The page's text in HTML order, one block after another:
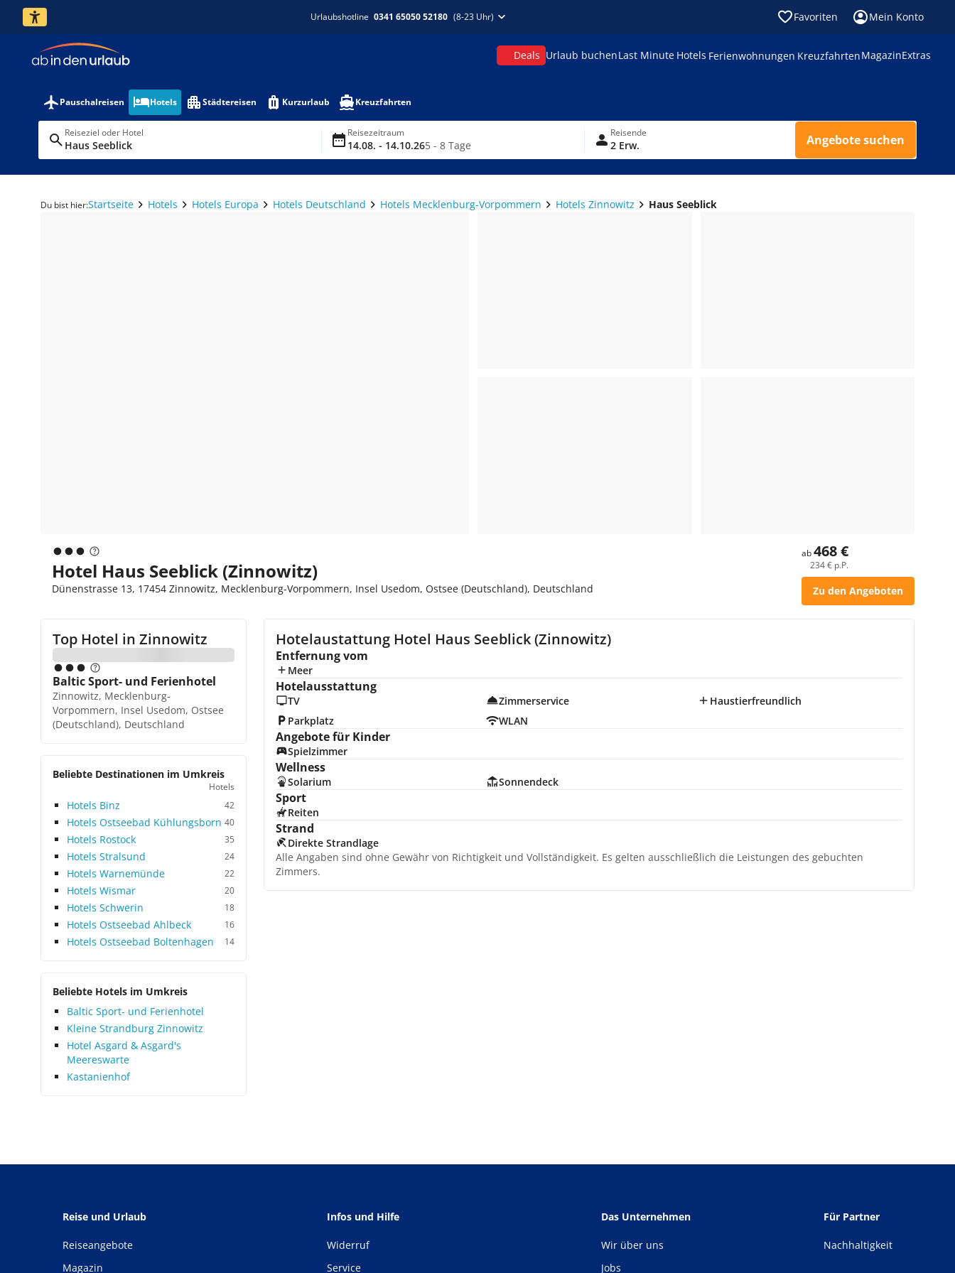
Urlaubshotline 0341 65050 52180 (8-23 Uhr) Favoriten Mein Konto
Deals Urlaub buchenLast Minute Hotels Ferienwohnungen KreuzfahrtenMagazinExtras
Pauschalreisen Hotels Städtereisen Kurzurlaub Kreuzfahrten
Reiseziel oder Hotel
Haus Seeblick
Reisezeitraum
14.08. - 14.10.265 - 8 Tage
Reisende
2 Erw. Angebote suchen
Du bist hier:Startseite Hotels Hotels Europa Hotels Deutschland Hotels Mecklenburg-Vorpommern Hotels Zinnowitz Haus Seeblick
Hotel Haus Seeblick (Zinnowitz)
Dünenstrasse 13, 17454 Zinnowitz, Mecklenburg-Vorpommern, Insel Usedom, Ostsee (Deutschland), Deutschland
ab468 €
234 € p.P.
Zu den Angeboten
Top Hotel in Zinnowitz
Baltic Sport- und Ferienhotel
Zinnowitz, Mecklenburg-
Vorpommern, Insel Usedom, Ostsee
(Deutschland), Deutschland
Beliebte Destinationen im Umkreis
Hotels
Hotels Binz 42
Hotels Ostseebad Kühlungsborn 40
Hotels Rostock 35
Hotels Stralsund 24
Hotels Warnemünde 22
Hotels Wismar 20
Hotels Schwerin 18
Hotels Ostseebad Ahlbeck 16
Hotels Ostseebad Boltenhagen 14
Beliebte Hotels im Umkreis
Baltic Sport- und Ferienhotel
Kleine Strandburg Zinnowitz
Hotel Asgard & Asgard's
Meereswarte
Kastanienhof
Hotelaustattung Hotel Haus Seeblick (Zinnowitz)
Entfernung vom
Meer
Hotelausstattung
TV Zimmerservice
Haustierfreundlich
Parkplatz
WLAN
Angebote für Kinder
Spielzimmer
Wellness
Solarium Sonnendeck
Sport
Reiten
Strand
Direkte Strandlage
Alle Angaben sind ohne Gewähr von Richtigkeit und Vollständigkeit. Es gelten ausschließlich die Leistungen des gebuchten
Zimmers.
Reise und Urlaub
Reiseangebote
Magazin
Infos und Hilfe
Widerruf
Service
Das Unternehmen
Wir über uns
Jobs
Für Partner
Nachhaltigkeit